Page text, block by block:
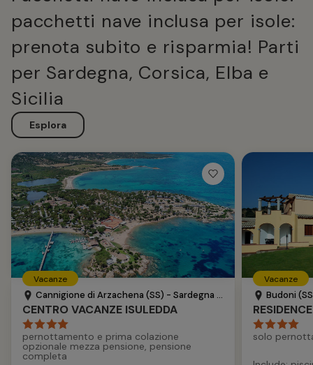
pacchetti nave inclusa per isole:
prenota subito e risparmia! Parti
per Sardegna, Corsica, Elba e
Sicilia
Esplora
Vacanze
Cannigione di Arzachena (SS) - Sardegna - Italia
CENTRO VACANZE ISULEDDA
pernottamento e prima colazione
opzionale mezza pensione, pensione
completa
Vacanze
Budoni
solo